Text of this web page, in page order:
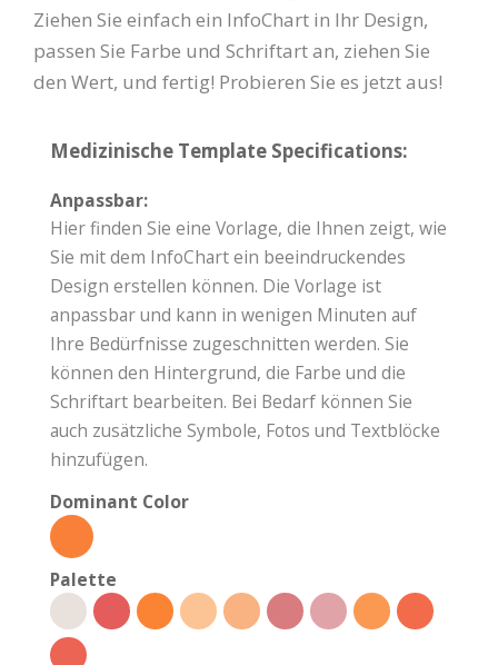
Ziehen Sie einfach ein InfoChart in Ihr Design,
passen Sie Farbe und Schriftart an, ziehen Sie
den Wert, und fertig! Probieren Sie es jetzt aus!
Medizinische Template Specifications:
Anpassbar:
Hier finden Sie eine Vorlage, die Ihnen zeigt, wie
Sie mit dem InfoChart ein beeindruckendes
Design erstellen können. Die Vorlage ist
anpassbar und kann in wenigen Minuten auf
Ihre Bedürfnisse zugeschnitten werden. Sie
können den Hintergrund, die Farbe und die
Schriftart bearbeiten. Bei Bedarf können Sie
auch zusätzliche Symbole, Fotos und Textblöcke
hinzufügen.
Dominant Color
Palette